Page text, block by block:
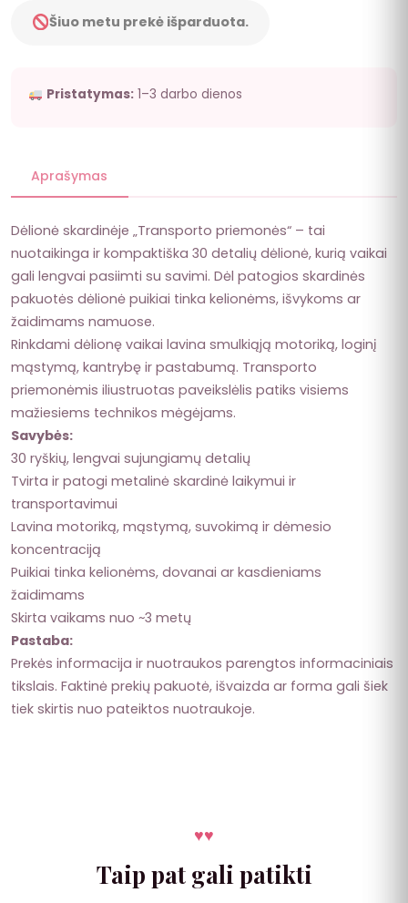
Šiuo metu prekė išparduota.
Pristatymas:1–3 darbo dienos
Aprašymas
Dėlionė skardinėje „Transporto priemonės“ – tai
nuotaikinga ir kompaktiška 30 detalių dėlionė, kurią vaikai
gali lengvai pasiimti su savimi. Dėl patogios skardinės
pakuotės dėlionė puikiai tinka kelionėms, išvykoms ar
žaidimams namuose.
Rinkdami dėlionę vaikai lavina smulkiąją motoriką, loginį
mąstymą, kantrybę ir pastabumą. Transporto
priemonėmis iliustruotas paveikslėlis patiks visiems
mažiesiems technikos mėgėjams.
Savybės:
30 ryškių, lengvai sujungiamų detalių
Tvirta ir patogi metalinė skardinė laikymui ir
transportavimui
Lavina motoriką, mąstymą, suvokimą ir dėmesio
koncentraciją
Puikiai tinka kelionėms, dovanai ar kasdieniams
žaidimams
Skirta vaikams nuo ~3 metų
Pastaba:
Prekės informacija ir nuotraukos parengtos informaciniais
tikslais. Faktinė prekių pakuotė, išvaizda ar forma gali šiek
tiek skirtis nuo pateiktos nuotraukoje.
♥♥
Taip pat gali patikti